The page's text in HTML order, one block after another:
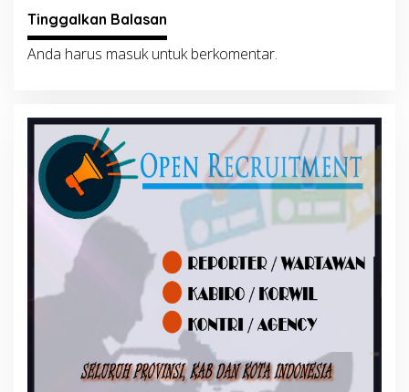
Tinggalkan Balasan
Anda harus masukuntuk berkomentar.